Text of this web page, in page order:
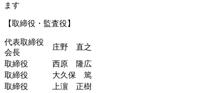
ます
【取締役・監査役】
代表取締役
会長
庄野 直之
取締役
西原 隆広
取締役
大久保 篤
取締役
上濵 正樹